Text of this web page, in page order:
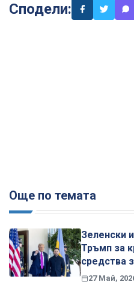
Сподели:
Още по темата
Зеленски
Тръмп за
средства
27 Май,